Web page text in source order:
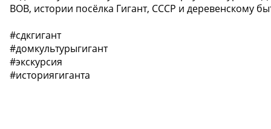
ВОВ, истории посёлка Гигант, СССР и деревенскому
#сдкгигант
#домкультурыгигант
#экскурсия
#историягиганта